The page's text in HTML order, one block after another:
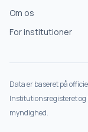
Om os
For institutioner
Data er baseret på
Institutionsregisteret og
myndighed.